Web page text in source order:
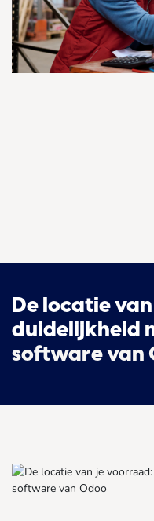
De locatie
duidelijkheid
software van